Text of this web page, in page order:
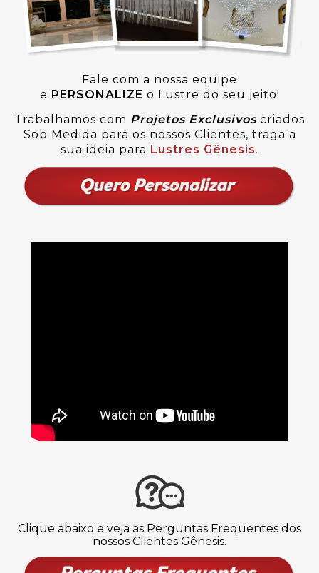
Fale com a nossa equipe
e PERSONALIZE o Lustre do seu jeito!
Trabalhamos com Projetos Exclusivoscriados
Sob Medida para os nossos Clientes, traga a
sua ideia para Lustres Gênesis.
Clique abaixo e veja as Perguntas Frequentes dos
nossos Clientes Gênesis.